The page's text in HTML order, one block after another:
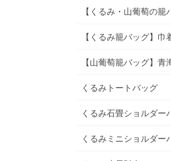
【くるみ・山葡萄の籠
【くるみ籠バッグ】巾
【山葡萄籠バッグ】青
くるみトートバッグ
くるみ石畳ショルダー
くるみミニショルダー